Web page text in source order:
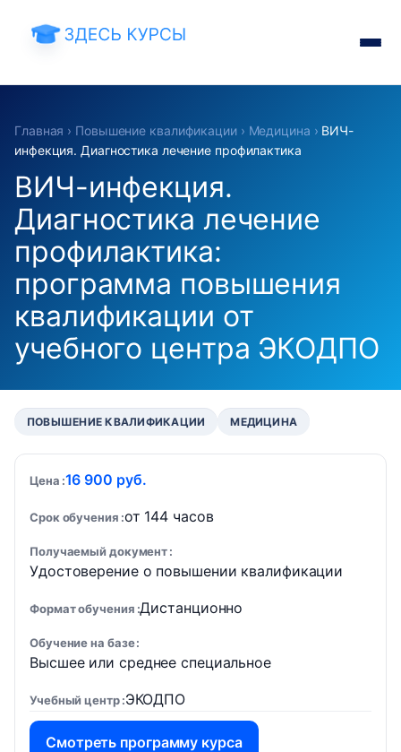
Главная › Повышение квалификации› Медицина › ВИЧ-
инфекция. Диагностика лечение профилактика
ВИЧ-инфекция.
Диагностика лечение
профилактика:
программа повышения
квалификации от
учебного центра ЭКОДПО
ПОВЫШЕНИЕ КВАЛИФИКАЦИИ МЕДИЦИНА
Цена 16 900 руб.
Срок обучения от 144 часов
Получаемый документ
Удостоверение о повышении квалификации
Формат обучения Дистанционно
Обучение на базе
Высшее или среднее специальное
Учебный центр ЭКОДПО
Смотреть программу курса